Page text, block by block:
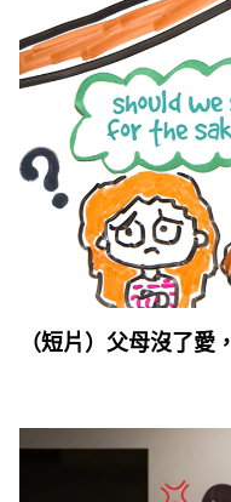
（短片）父母沒了愛